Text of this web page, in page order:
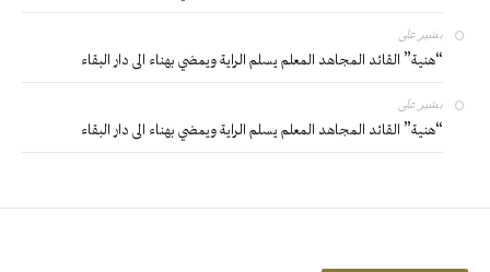
بشير على
“هنية” القائد المجاهد المعلم يسلم الراية ويمضي بهناء الى دار البقاء
بشير على
“هنية” القائد المجاهد المعلم يسلم الراية ويمضي بهناء الى دار البقاء